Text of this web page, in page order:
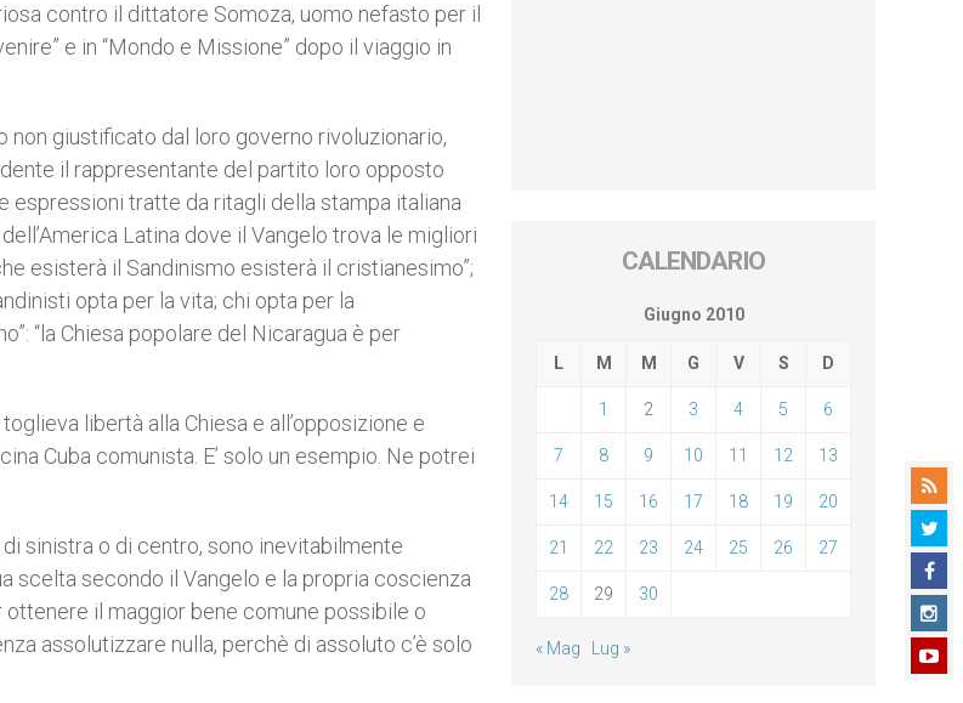
contro il dittatore Somoza, uomo nefasto per il
e in “Mondo e Missione” dopo il viaggio in
non giustificato dal loro governo rivoluzionario,
il rappresentante del partito loro opposto
espressioni tratte da ritagli della stampa italiana
Latina dove il Vangelo trova le migliori
esisterà il Sandinismo esisterà il cristianesimo”;
opta per la vita; chi opta per la
“la Chiesa popolare del Nicaragua è per
libertà alla Chiesa e all’opposizione e
Cuba comunista. E’ solo un esempio. Ne potrei
sinistra o di centro, sono inevitabilmente
scelta secondo il Vangelo e la propria coscienza
il maggior bene comune possibile o
assolutizzare nulla, perchè di assoluto c’è solo
CALENDARIO
Giugno 2010
L M M G V S D
1 2 3 4 5 6
7 8 9 10 11 12 13
14 15 16 17 18 19 20
21 22 23 24 25 26 27
28 29 30
« Mag Lug »